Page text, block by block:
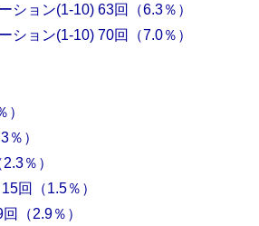
ション(1-10) 63回（6.3％）
ション(1-10) 70回（7.0％）
％）
％）
回（1.5％）
（2.9％）